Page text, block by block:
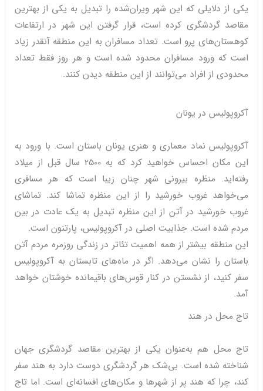
یکی از دلایلی که این شهر ویران‌شده را تبدیل به یکی از بهترین
مقاصد گردشگری کرده است، قرار گرفتن این شهر در ارتفاعات
کوهستان‌های پرو است. تعداد مسافران به این منطقه آنقدر زیاد
است که ورود مسافران محدود شده است و هر روز فقط تعداد
محدودی از افراد می‌توانند از این منطقه دیدن کنند.
آکروپولیس در یونان
آکروپولیس نماد معماری و هنری یونان باستان است. با ورود به
این مکان احساس خواهید کرد که به 2500 سال قبل از میلاد
رفته‌اید. منظره بیرونی شهر چنان زیبا است که هر مسافری
می‌خواهد غروب خورشید را از این منظره تماشا کند. تماشای
غروب خورشید در آتن از این منظره تبدیل به یک عادت در بین
مردم شده است. جذابیت اصلی در آکروپولیس، پارتنون است.
این منطقه بیشتر از همه اهمیت تئاتر در زندگی روزمره مردم آتن
باستان را نشان می‌دهد. اگر در ماه‌های تابستان به آکروپولیس
سفر کنید، از نشستن در کنار قوس‌های باقیمانده خوشتان خواهد
آمد.
تاج محل در هند
تاج محل هم به‌عنوان یکی از بهترین مقاصد گردشگری جهان
شناخته شده است. بی‌شک هر گردشگری دوست دارد به هند سفر
کند، چرا که هند پر از شهرها و مکان‌های افسانه‌ای است. اما تاج